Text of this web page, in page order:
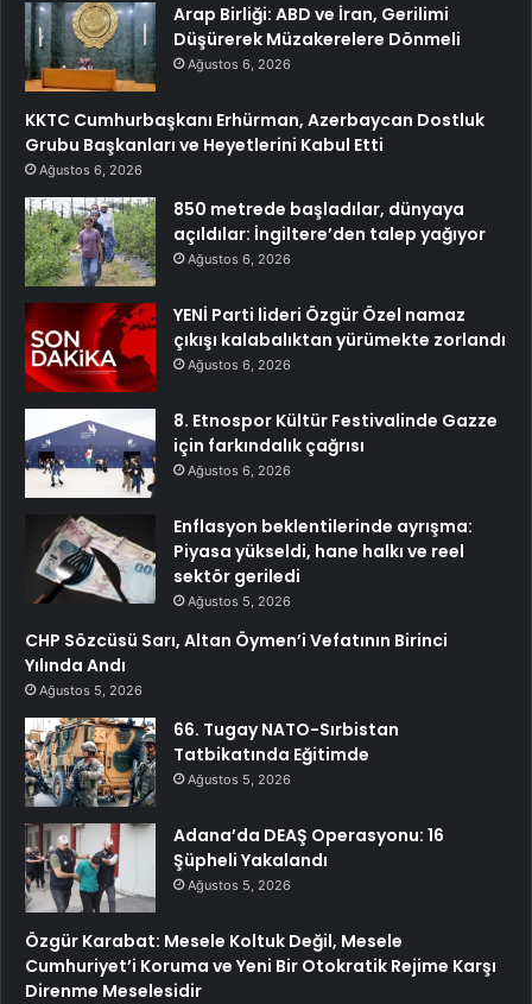
Arap Birliği: ABD ve İran, Gerilimi
Düşürerek Müzakerelere Dönmeli
Ağustos 6, 2026
KKTC Cumhurbaşkanı Erhürman, Azerbaycan Dostluk
Grubu Başkanları ve Heyetlerini Kabul Etti
Ağustos 6, 2026
850 metrede başladılar, dünyaya
açıldılar: İngiltere’den talep yağıyor
Ağustos 6, 2026
YENİ Parti lideri Özgür Özel namaz
çıkışı kalabalıktan yürümekte zorlandı
Ağustos 6, 2026
8. Etnospor Kültür Festivalinde Gazze
için farkındalık çağrısı
Ağustos 6, 2026
Enflasyon beklentilerinde ayrışma:
Piyasa yükseldi, hane halkı ve reel
sektör geriledi
Ağustos 5, 2026
CHP Sözcüsü Sarı, Altan Öymen’i Vefatının Birinci
Yılında Andı
Ağustos 5, 2026
66. Tugay NATO-Sırbistan
Tatbikatında Eğitimde
Ağustos 5, 2026
Adana’da DEAŞ Operasyonu: 16
Şüpheli Yakalandı
Ağustos 5, 2026
Özgür Karabat: Mesele Koltuk Değil, Mesele
Cumhuriyet’i Koruma ve Yeni Bir Otokratik Rejime Karşı
Direnme Meselesidir